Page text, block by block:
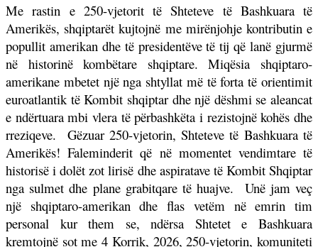
Me rastin e 250-vjetorit të Shteteve të Bashkuara të
Amerikës, shqiptarët kujtojnë me mirënjohje kontributin e
popullit amerikan dhe të presidentëve të tij që lanë gjurmë
në historinë kombëtare shqiptare. Miqësia shqiptaro-
amerikane mbetet një nga shtyllat më të forta të orientimit
euroatlantik të Kombit shqiptar dhe një dëshmi se aleancat
e ndërtuara mbi vlera të përbashkëta i rezistojnë kohës dhe
rreziqeve.
Gëzuar 250-vjetorin, Shteteve të Bashkuara të
Amerikës! Faleminderit që në momentet vendimtare të
historisë i dolët zot lirisë dhe aspiratave të Kombit Shqiptar
nga sulmet dhe plane grabitqare të huajve.
Unë jam veç
një shqiptaro-amerikan dhe flas vetëm në emrin tim
personal kur them se, ndërsa Shtetet e Bashkuara
kremtojnë sot me 4 Korrik, 2026, 250-vjetorin, komuniteti